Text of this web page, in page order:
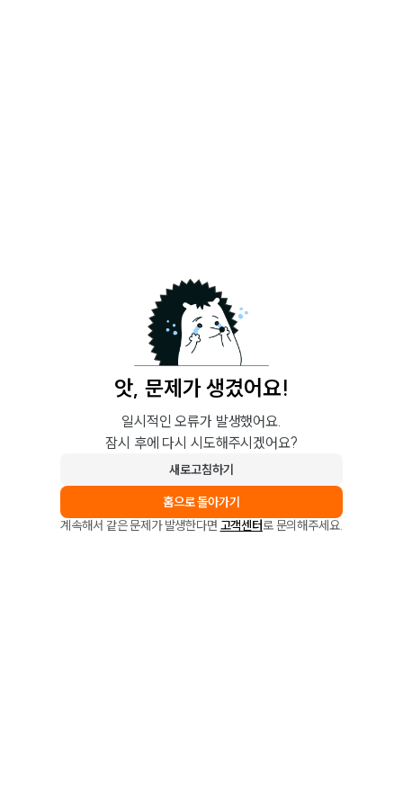
앗, 문제가 생겼어요!
일시적인 오류가 발생했어요.
잠시 후에 다시 시도해주시겠어요?
새로고침하기
홈으로 돌아가기
계속해서 같은 문제가 발생한다면 고객센터로 문의해주세요.